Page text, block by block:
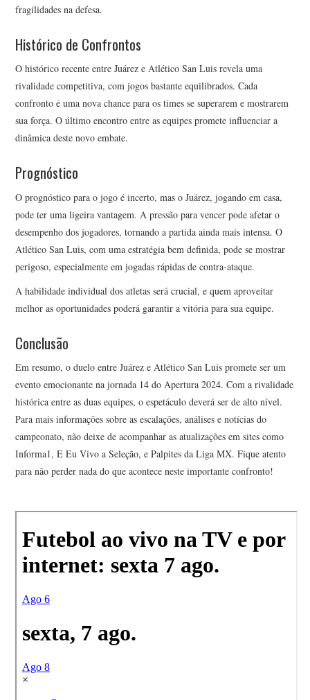
fragilidades na defesa.
Histórico de Confrontos
O histórico recente entre Juárez e Atlético San Luis revela uma
rivalidade competitiva, com jogos bastante equilibrados. Cada
confronto é uma nova chance para os times se superarem e mostrarem
sua força. O último encontro entre as equipes promete influenciar a
dinâmica deste novo embate.
Prognóstico
O prognóstico para o jogo é incerto, mas o Juárez, jogando em casa,
pode ter uma ligeira vantagem. A pressão para vencer pode afetar o
desempenho dos jogadores, tornando a partida ainda mais intensa. O
Atlético San Luis, com uma estratégia bem definida, pode se mostrar
perigoso, especialmente em jogadas rápidas de contra-ataque.
A habilidade individual dos atletas será crucial, e quem aproveitar
melhor as oportunidades poderá garantir a vitória para sua equipe.
Conclusão
Em resumo, o duelo entre Juárez e Atlético San Luis promete ser um
evento emocionante na jornada 14 do Apertura 2024. Com a rivalidade
histórica entre as duas equipes, o espetáculo deverá ser de alto nível.
Para mais informações sobre as escalações, análises e notícias do
campeonato, não deixe de acompanhar as atualizações em sites como
Informa1, E Eu Vivo a Seleção, e Palpites da Liga MX. Fique atento
para não perder nada do que acontece neste importante confronto!